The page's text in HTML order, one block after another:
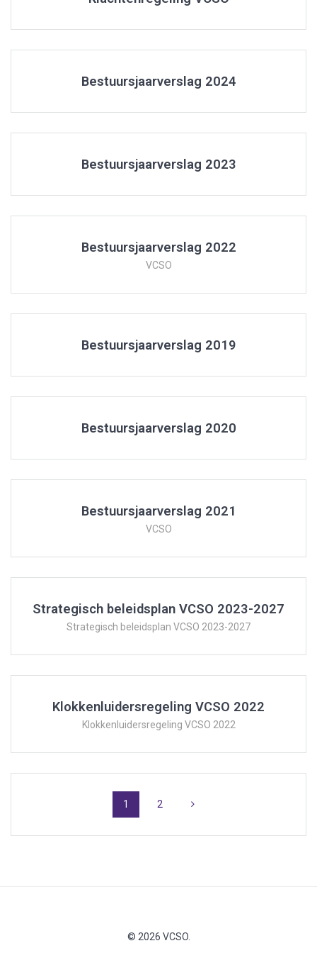
Bestuursjaarverslag 2024
Bestuursjaarverslag 2023
Bestuursjaarverslag 2022
VCSO
Bestuursjaarverslag 2019
Bestuursjaarverslag 2020
Bestuursjaarverslag 2021
VCSO
Strategisch beleidsplan VCSO 2023-2027
Strategisch beleidsplan VCSO 2023-2027
Klokkenluidersregeling VCSO 2022
Klokkenluidersregeling VCSO 2022
navigation
Page
1 Page
2
© 2026 VCSO.